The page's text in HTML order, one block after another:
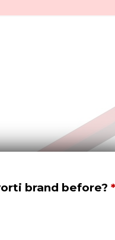
brand before?